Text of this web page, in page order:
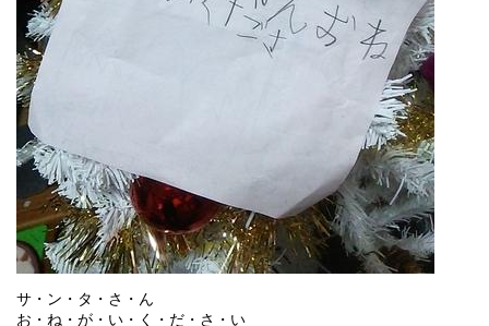
サ・ン・タ・さ・ん
お・ね・が・い・く・だ・さ・い